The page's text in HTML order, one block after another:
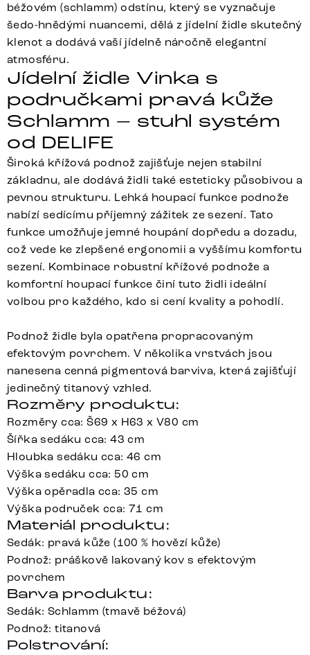
béžovém (schlamm) odstínu, který se vyznačuje
šedo-hnědými nuancemi, dělá z jídelní židle skutečný
klenot a dodává vaší jídelně náročně elegantní
atmosféru.
Jídelní židle Vinka s
područkami pravá kůže
Schlamm – stuhl systém
od DELIFE
Široká křížová podnož zajišťuje nejen stabilní
základnu, ale dodává židli také esteticky působivou a
pevnou strukturu. Lehká houpací funkce podnože
nabízí sedícímu příjemný zážitek ze sezení. Tato
funkce umožňuje jemné houpání dopředu a dozadu,
což vede ke zlepšené ergonomii a vyššímu komfortu
sezení. Kombinace robustní křížové podnože a
komfortní houpací funkce činí tuto židli ideální
volbou pro každého, kdo si cení kvality a pohodlí.
Podnož židle byla opatřena propracovaným
efektovým povrchem. V několika vrstvách jsou
nanesena cenná pigmentová barviva, která zajišťují
jedinečný titanový vzhled.
Rozměry produktu:
Rozměry cca: Š69 x H63 x V80 cm
Šířka sedáku cca: 43 cm
Hloubka sedáku cca: 46 cm
Výška sedáku cca: 50 cm
Výška opěradla cca: 35 cm
Výška područek cca: 71 cm
Materiál produktu:
Sedák: pravá kůže (100 % hovězí kůže)
Podnož: práškově lakovaný kov s efektovým
povrchem
Barva produktu:
Sedák: Schlamm (tmavě béžová)
Podnož: titanová
Polstrování: